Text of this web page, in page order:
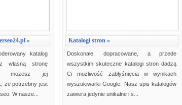
»
katalog
własną stronę
możesz jej
że potrzebny jest
W nasze...
Katalogi stron »
Doskonałe, dopracowane, a przede
wszystkim skuteczne katalogi stron dadzą
Ci możliwość zabłyśnięcia w wynikach
wyszukiwarki Google. Nasz spis katalogów
zawiera jedynie unikalne i s...